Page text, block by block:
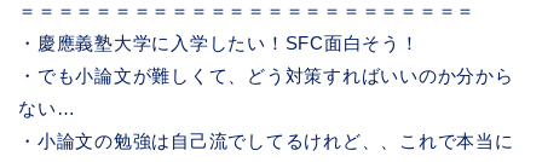
＝＝＝＝＝＝＝＝＝＝＝＝＝＝＝＝＝＝＝＝＝＝＝＝
・慶應義塾大学に入学したい！SFC面白そう！
・でも小論文が難しくて、どう対策すればいいのか分から
ない…
・小論文の勉強は自己流でしてるけれど、、これで本当に